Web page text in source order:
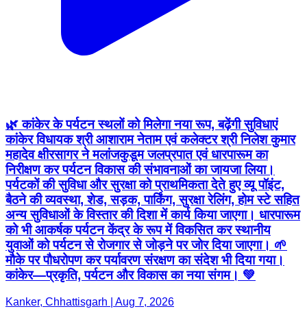
🌿 कांकेर के पर्यटन स्थलों को मिलेगा नया रूप, बढ़ेंगी सुविधाएं
कांकेर विधायक श्री आशाराम नेताम एवं कलेक्टर श्री निलेश कुमार
महादेव क्षीरसागर ने मलांजकुडूम जलप्रपात एवं धारपारूम का
निरीक्षण कर पर्यटन विकास की संभावनाओं का जायजा लिया।
पर्यटकों की सुविधा और सुरक्षा को प्राथमिकता देते हुए व्यू पॉइंट,
बैठने की व्यवस्था, शेड, सड़क, पार्किंग, सुरक्षा रेलिंग, होम स्टे सहित
अन्य सुविधाओं के विस्तार की दिशा में कार्य किया जाएगा। धारपारूम
को भी आकर्षक पर्यटन केंद्र के रूप में विकसित कर स्थानीय
युवाओं को पर्यटन से रोजगार से जोड़ने पर जोर दिया जाएगा। 🌱
मौके पर पौधरोपण कर पर्यावरण संरक्षण का संदेश भी दिया गया।
कांकेर—प्रकृति, पर्यटन और विकास का नया संगम। 💚
Kanker, Chhattisgarh | Aug 7, 2026